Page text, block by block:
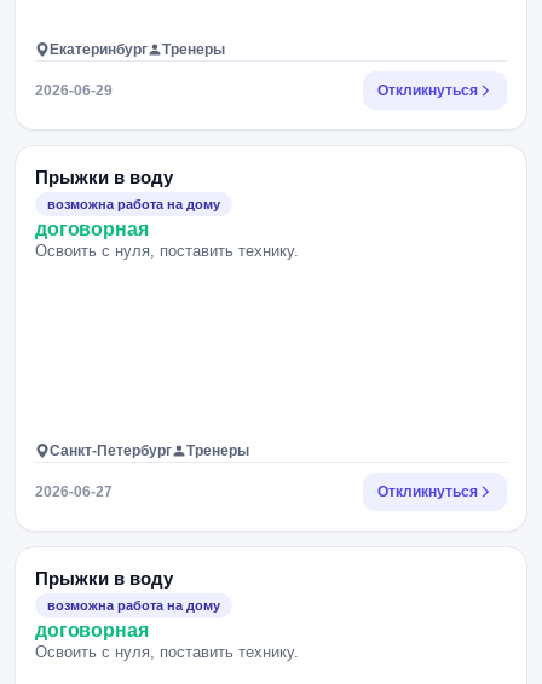
Екатеринбург Тренеры
2026-06-29 Откликнуться
Прыжки в воду
возможна работа на дому
договорная
Освоить с нуля, поставить технику.
Санкт-Петербург Тренеры
2026-06-27 Откликнуться
Прыжки в воду
возможна работа на дому
договорная
Освоить с нуля, поставить технику.